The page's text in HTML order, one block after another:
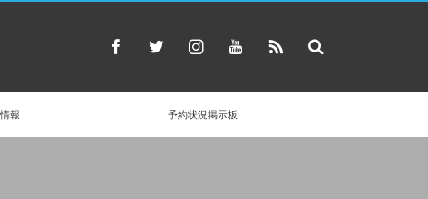
報 予約状況掲示板